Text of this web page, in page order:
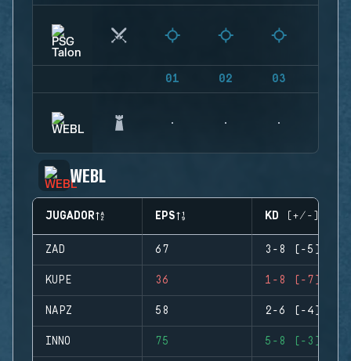
01 02 03
WEBL
JUGADOR EPS KD (+/-)
ZAD 67 3-8 (-5)
KUPE 36 1-8 (-7)
NAPZ 58 2-6 (-4)
INNO 75 5-8 (-3)